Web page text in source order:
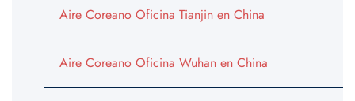
Aire Coreano Oficina Tianjin en China
Aire Coreano Oficina Wuhan en China